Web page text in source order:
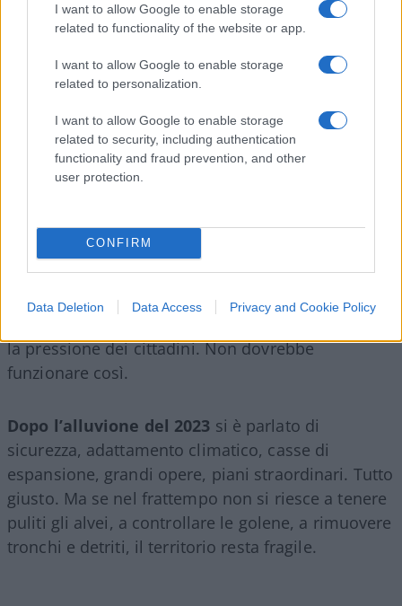
I want to allow Google to enable storage
related to functionality of the website or app.
I want to allow Google to enable storage
related to personalization.
I want to allow Google to enable storage
related to security, including authentication
functionality and fraud prevention, and other
user protection.
CONFIRM
Data Deletion Data Access Privacy and Cookie Policy
dettagli importanti:quando sarà realizzata?
termini di gestione della manutenzione fluviale? E
o l’intera asta fluviale segnalata dai cittadini?
appare dotata di strumenti sufficienti per
garantire questa cura in modo continuo,
programmato e verificabile. La manutenzione
ordinaria dei fiumi è diventata straordinaria.
la pressione dei cittadini. Non dovrebbe
funzionare così.
Dopo l’alluvione del 2023 si è parlato di
sicurezza, adattamento climatico, casse di
espansione, grandi opere, piani straordinari. Tutto
giusto. Ma se nel frattempo non si riesce a tenere
puliti gli alvei, a controllare le golene, a rimuovere
tronchi e detriti, il territorio resta fragile.